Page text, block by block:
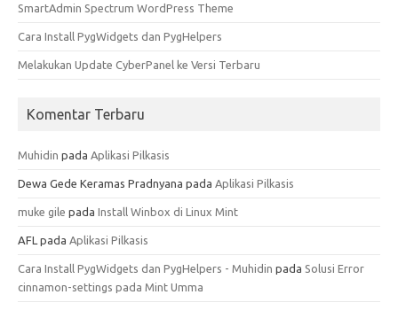
SmartAdmin Spectrum WordPress Theme
Cara Install PygWidgets dan PygHelpers
Melakukan Update CyberPanel ke Versi Terbaru
Komentar Terbaru
Muhidin pada Aplikasi Pilkasis
Dewa Gede Keramas Pradnyana pada Aplikasi Pilkasis
muke gile pada Install Winbox di Linux Mint
AFL pada Aplikasi Pilkasis
Cara Install PygWidgets dan PygHelpers - Muhidin pada Solusi Error
cinnamon-settings pada Mint Umma